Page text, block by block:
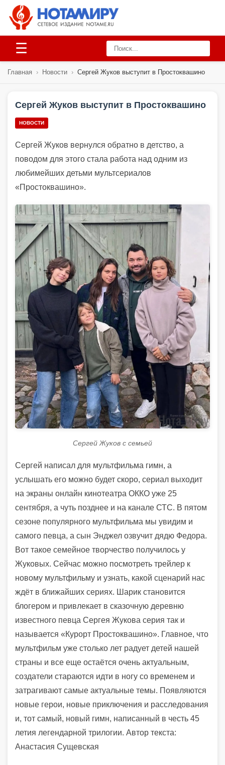
☰
Главная › Новости › Сергей Жуков выступит в Простоквашино
Сергей Жуков выступит в Простоквашино
НОВОСТИ
Сергей Жуков вернулся обратно в детство, а
поводом для этого стала работа над одним из
любимейших детьми мультсериалов
«Простоквашино».
Сергей Жуков с семьей
Сергей написал для мультфильма гимн, а
услышать его можно будет скоро, сериал выходит
на экраны онлайн кинотеатра ОККО уже 25
сентября, а чуть позднее и на канале СТС. В пятом
сезоне популярного мультфильма мы увидим и
самого певца, а сын Энджел озвучит дядю Федора.
Вот такое семейное творчество получилось у
Жуковых. Сейчас можно посмотреть трейлер к
новому мультфильму и узнать, какой сценарий нас
ждёт в ближайших сериях. Шарик становится
блогером и привлекает в сказочную деревню
известного певца Сергея Жукова серия так и
называется «Курорт Простоквашино». Главное, что
мультфильм уже столько лет радует детей нашей
страны и все еще остаётся очень актуальным,
создатели стараются идти в ногу со временем и
затрагивают самые актуальные темы. Появляются
новые герои, новые приключения и расследования
и, тот самый, новый гимн, написанный в честь 45
летия легендарной трилогии. Автор текста:
Анастасия Сущевская